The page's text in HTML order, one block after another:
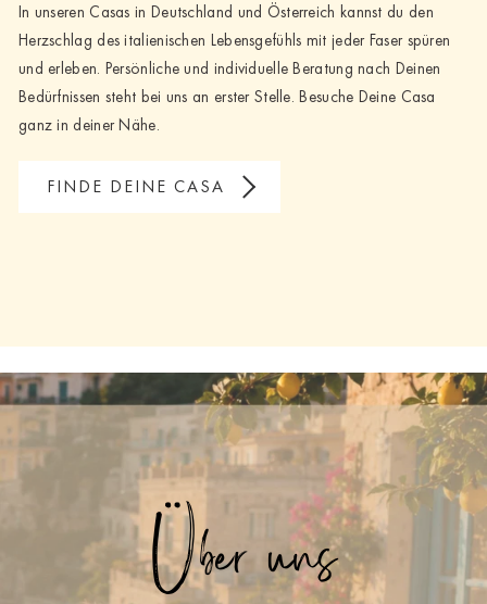
In unseren Casas in Deutschland und Österreich kannst du den
Herzschlag des italienischen Lebensgefühls mit jeder Faser spüren
und erleben. Persönliche und individuelle Beratung nach Deinen
Bedürfnissen steht bei uns an erster Stelle. Besuche Deine Casa
ganz in deiner Nähe.
FINDE DEINE CASA
Über uns